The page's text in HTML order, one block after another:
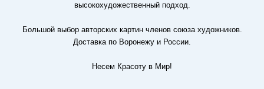
высокохудожественный подход.
Большой выбор авторских картин членов союза художников.
Доставка по Воронежу и России.
Несем Красоту в Мир!